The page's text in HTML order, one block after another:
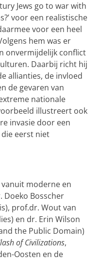
Jews go to war with
voor een realistische
voor een heel
hem was er
onvermijdelijk conflict
Daarbij richt hij
allianties, de invloed
de gevaren van
nationale
illustreert ook
invasie door een
eerst niet
moderne en
Doeko Bosscher
prof.dr. Wout van
en dr. Erin Wilson
the Public Domain)
of Civilizations,
Oosten en de